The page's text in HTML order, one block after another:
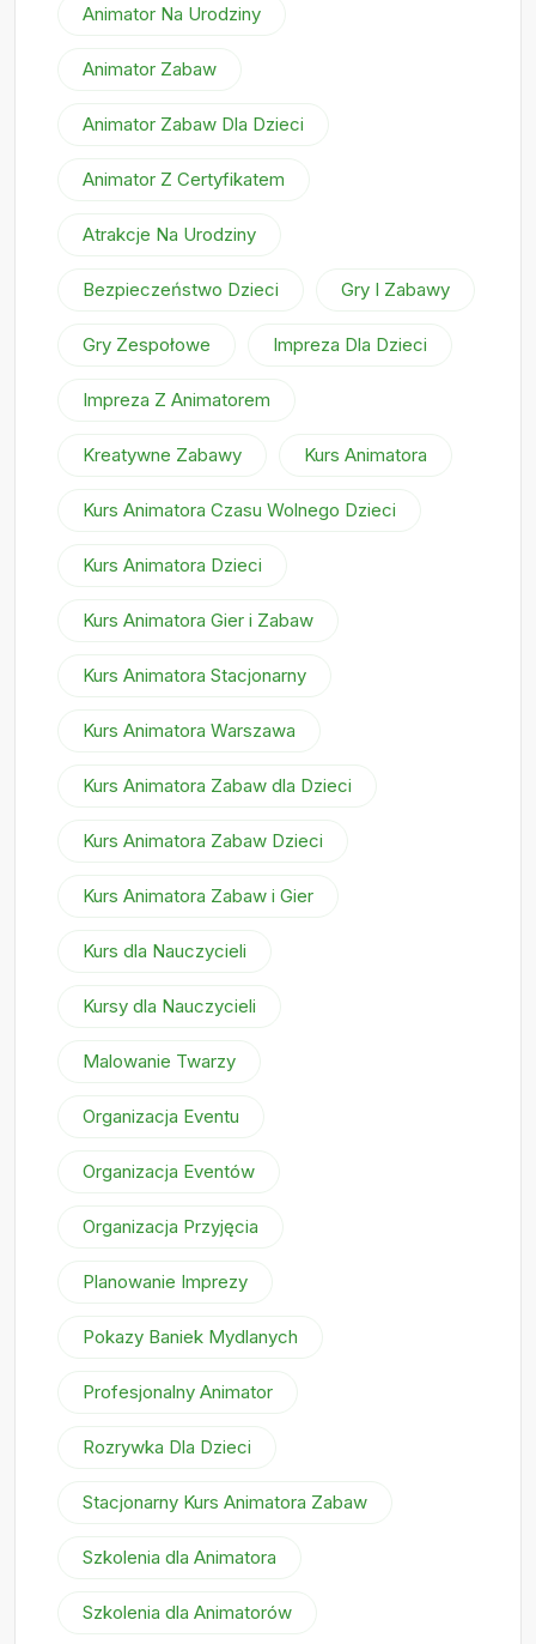
Animator Na Urodziny
Animator Zabaw
Animator Zabaw Dla Dzieci
Animator Z Certyfikatem
Atrakcje Na Urodziny
Bezpieczeństwo Dzieci Gry I Zabawy
Gry Zespołowe Impreza Dla Dzieci
Impreza Z Animatorem
Kreatywne Zabawy Kurs Animatora
Kurs Animatora Czasu Wolnego Dzieci
Kurs Animatora Dzieci
Kurs Animatora Gier i Zabaw
Kurs Animatora Stacjonarny
Kurs Animatora Warszawa
Kurs Animatora Zabaw dla Dzieci
Kurs Animatora Zabaw Dzieci
Kurs Animatora Zabaw i Gier
Kurs dla Nauczycieli
Kursy dla Nauczycieli
Malowanie Twarzy
Organizacja Eventu
Organizacja Eventów
Organizacja Przyjęcia
Planowanie Imprezy
Pokazy Baniek Mydlanych
Profesjonalny Animator
Rozrywka Dla Dzieci
Stacjonarny Kurs Animatora Zabaw
Szkolenia dla Animatora
Szkolenia dla Animatorów